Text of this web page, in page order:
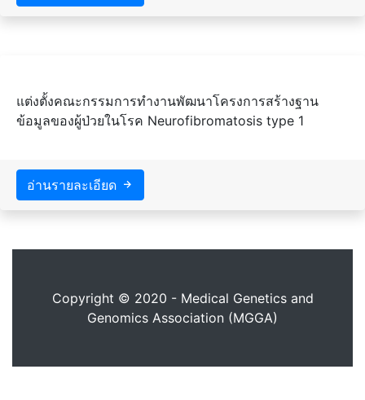
แต่งตั้งคณะกรรมการทำงานพัฒนาโครงการสร้างฐาน
ข้อมูลของผู้ป่วยในโรค Neurofibromatosis type 1
อ่านรายละเอียด
Copyright © 2020 - Medical Genetics and
Genomics Association (MGGA)